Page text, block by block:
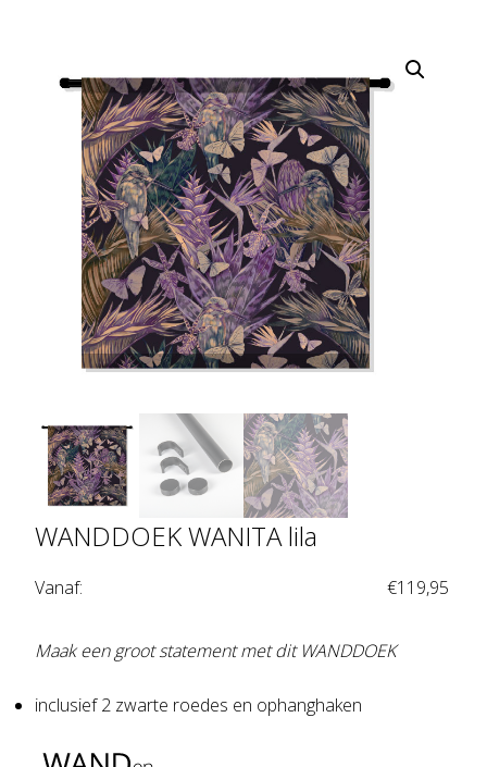
WANDDOEK WANITA lila
Vanaf: €119,95
Maak een groot statement met dit WANDDOEK
inclusief 2 zwarte roedes en ophanghaken